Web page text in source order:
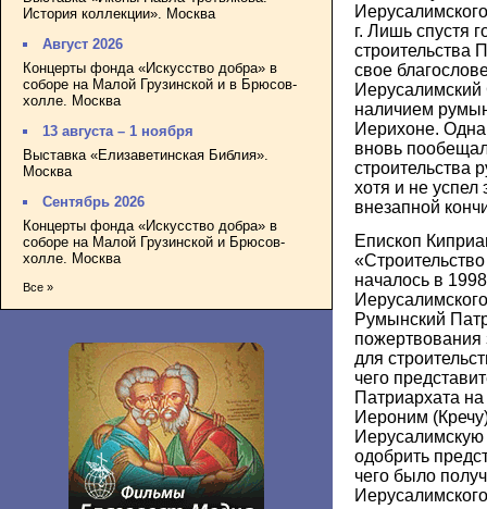
История коллекции». Москва
Август 2026
Концерты фонда «Искусство добра» в
соборе на Малой Грузинской и в Брюсов-
холле. Москва
13 августа – 1 ноября
Выставка «Елизаветинская Библия».
Москва
Сентябрь 2026
Концерты фонда «Искусство добра» в
соборе на Малой Грузинской и Брюсов-
холле. Москва
Все »
г. Лишь спустя
строительства
свое
Иерусалимский
наличием
Иерихоне.
вновь
строительства
хотя и не успел
внезапной
Епископ
началось в
Румынский
для
чего
Патриархата
Иероним
одобрить
чего было